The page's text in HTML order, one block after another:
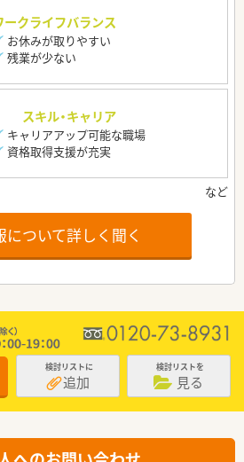
ークライフバランス
お休みが取りやすい
残業が少ない
スキル・キャリア
キャリアアップ可能な職場
資格取得支援が充実
について詳しく聞く
検討リストに
追加
検討リストを
見る